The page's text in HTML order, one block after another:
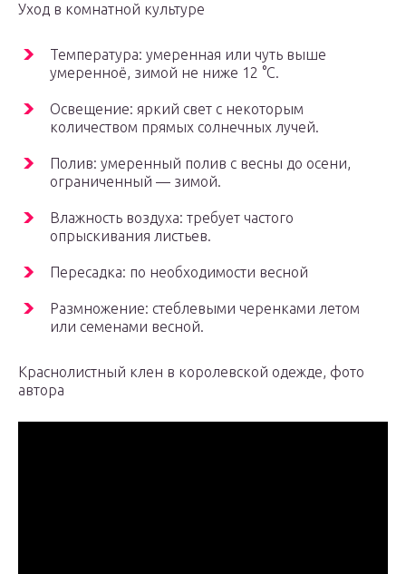
Уход в комнатной культуре
Температура: умеренная или чуть выше
умеренноё, зимой не ниже 12 °C.
Освещение: яркий свет с некоторым
количеством прямых солнечных лучей.
Полив: умеренный полив с весны до осени,
ограниченный — зимой.
Влажность воздуха: требует частого
опрыскивания листьев.
Пересадка: по необходимости весной
Размножение: стеблевыми черенками летом
или семенами весной.
Краснолистный клен в королевской одежде, фото
автора